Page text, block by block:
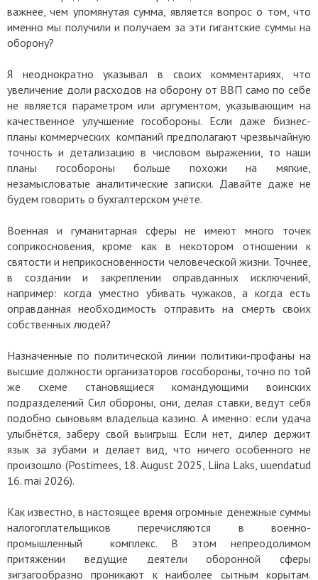
важнее, чем упомянутая сумма, является вопрос о том, что
именно мы получили и получаем за эти гигантские суммы на
оборону?
Я неоднократно указывал в своих комментариях, что
увеличение доли расходов на оборону от ВВП само по себе
не является параметром или аргументом, указывающим на
качественное улучшение гособороны. Если даже бизнес-
планы коммерческих компаний предполагают чрезвычайную
точность и детализацию в числовом выражении, то наши
планы гособороны больше похожи на мягкие,
незамысловатые аналитические записки. Давайте даже не
будем говорить о бухгалтерском учёте.
Военная и гуманитарная сферы не имеют много точек
соприкосновения, кроме как в некотором отношении к
святости и неприкосновенности человеческой жизни. Точнее,
в создании и закреплении оправданных исключений,
например: когда уместно убивать чужаков, а когда есть
оправданная необходимость отправить на смерть своих
собственных людей?
Назначенные по политической линии политики-профаны на
высшие должности организаторов гособороны, точно по той
же схеме становящиеся командующими воинских
подразделений Сил обороны, они, делая ставки, ведут себя
подобно сыновьям владельца казино. А именно: если удача
улыбнётся, заберу свой выигрыш. Если нет, дилер держит
язык за зубами и делает вид, что ничего особенного не
произошло (Postimees, 18. August 2025, Liina Laks, uuendatud
16. mai 2026).
Как известно, в настоящее время огромные денежные суммы
налогоплательщиков перечисляются в военно-
промышленный комплекс. В этом непреодолимом
притяжении ведущие деятели оборонной сферы
зигзагообразно проникают к наиболее сытным корытам.